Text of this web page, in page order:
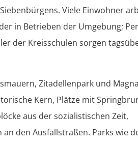
Viele Einwohner
in Betrieben der Umgebung;
der Kreisschulen sorgen
Zitadellenpark und
Kern, Plätze mit
aus der sozialistischen Zeit,
den Ausfallstraßen. Parks wie